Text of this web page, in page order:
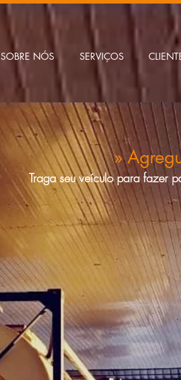
SOBRE NÓS SERVIÇOS
»
Traga seu veículo para fazer